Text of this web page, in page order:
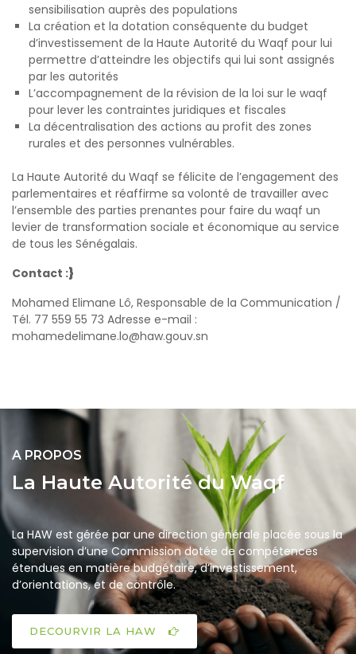
sensibilisation auprès des populations
La création et la dotation conséquente du budget
d’investissement de la Haute Autorité du Waqf pour lui
permettre d’atteindre les objectifs qui lui sont assignés
par les autorités
L’accompagnement de la révision de la loi sur le waqf
pour lever les contraintes juridiques et fiscales
La décentralisation des actions au profit des zones
rurales et des personnes vulnérables.
La Haute Autorité du Waqf se félicite de l’engagement des
parlementaires et réaffirme sa volonté de travailler avec
l’ensemble des parties prenantes pour faire du waqf un
levier de transformation sociale et économique au service
de tous les Sénégalais.
Contact :}
Mohamed Elimane Lô, Responsable de la Communication /
Tél. 77 559 55 73 Adresse e-mail :
mohamedelimane.lo@haw.gouv.sn
A PROPOS
La Haute Autorité du Waqf
La HAW est gérée par une direction générale placée sous la
supervision d’une Commission dotée de compétences
étendues en matière budgétaire, d’investissement,
d’orientations, et de contrôle.
DECOURVIR LA HAW